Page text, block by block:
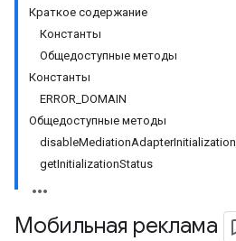
Краткое содержание
Константы
Общедоступные методы
Константы
ERROR_DOMAIN
Общедоступные методы
disableMediationAdapterInitialization
getInitializationStatus
Мобильная реклама